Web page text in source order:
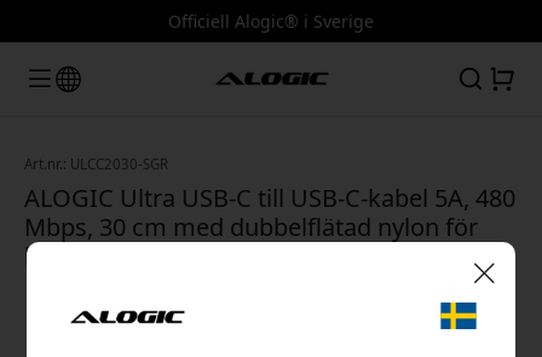
Officiell Alogic® i Sverige
Art.nr.: ULCC2030-SGR
ALOGIC Ultra USB-C till USB-C-kabel 5A, 480
Mbps, 30 cm med dubbelflätad nylon för
laddning och synkning - Rymdgrå
🎉 Din rabattkod: